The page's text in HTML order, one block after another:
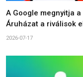
A Google megnyitja a
Áruházat a riválisok
2026-07-17